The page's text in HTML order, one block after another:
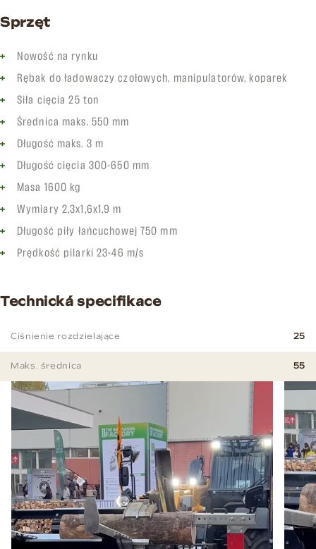
Sprzęt
Nowość na rynku
Rębak do ładowaczy czołowych, manipulatorów, koparek
Siła cięcia 25 ton
Średnica maks. 550 mm
Długość maks. 3 m
Długość cięcia 300-650 mm
Masa 1600 kg
Wymiary 2,3x1,6x1,9 m
Długość piły łańcuchowej 750 mm
Prędkość pilarki 23-46 m/s
Technická specifikace
Ciśnienie rozdzielające 25
Maks. średnica 55